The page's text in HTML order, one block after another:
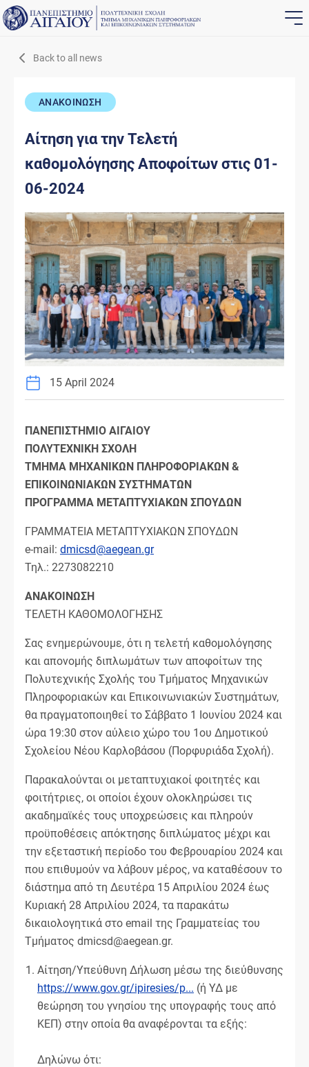
Back to all news
ΑΝΑΚΟΙΝΩΣΗ
Αίτηση για την Τελετή
καθομολόγησης Αποφοίτων στις 01-
06-2024
15 April 2024
ΠΑΝΕΠΙΣΤΗΜΙΟ ΑΙΓΑΙΟΥ
ΠΟΛΥΤΕΧΝΙΚΗ ΣΧΟΛΗ
ΤΜΗΜΑ ΜΗΧΑΝΙΚΩΝ ΠΛΗΡΟΦΟΡΙΑΚΩΝ &
ΕΠΙΚΟΙΝΩΝΙΑΚΩΝ ΣΥΣΤΗΜΑΤΩΝ
ΠΡΟΓΡΑΜΜΑ ΜΕΤΑΠΤΥΧΙΑΚΩΝ ΣΠΟΥΔΩΝ
ΓΡΑΜΜΑΤΕΙΑ ΜΕΤΑΠΤΥΧΙΑΚΩΝ ΣΠΟΥΔΩΝ
e-mail: dmicsd@aegean.gr
Τηλ.: 2273082210
ΑΝΑΚΟΙΝΩΣΗ
ΤΕΛΕΤΗ ΚΑΘΟΜΟΛΟΓΗΣΗΣ
Σας ενημερώνουμε, ότι η τελετή καθομολόγησης
και απονομής διπλωμάτων των αποφοίτων της
Πολυτεχνικής Σχολής του Τμήματος Μηχανικών
Πληροφοριακών και Επικοινωνιακών Συστημάτων,
θα πραγματοποιηθεί το Σάββατο 1 Ιουνίου 2024 και
ώρα 19:30 στον αύλειο χώρο του 1ου Δημοτικού
Σχολείου Νέου Καρλοβάσου (Πορφυριάδα Σχολή).
Παρακαλούνται οι μεταπτυχιακοί φοιτητές και
φοιτήτριες, οι οποίοι έχουν ολοκληρώσει τις
ακαδημαϊκές τους υποχρεώσεις και πληρούν
προϋποθέσεις απόκτησης διπλώματος μέχρι και
την εξεταστική περίοδο του Φεβρουαρίου 2024 και
που επιθυμούν να λάβουν μέρος, να καταθέσουν το
διάστημα από τη Δευτέρα 15 Απριλίου 2024 έως
Κυριακή 28 Απριλίου 2024, τα παρακάτω
δικαιολογητικά στο email της Γραμματείας του
Τμήματος dmicsd@aegean.gr.
Αίτηση/Υπεύθυνη Δήλωση μέσω της διεύθυνσης
https://www.gov.gr/ipiresies/p... (ή ΥΔ με
θεώρηση του γνησίου της υπογραφής τους από
ΚΕΠ) στην οποία θα αναφέρονται τα εξής:
Δηλώνω ότι: